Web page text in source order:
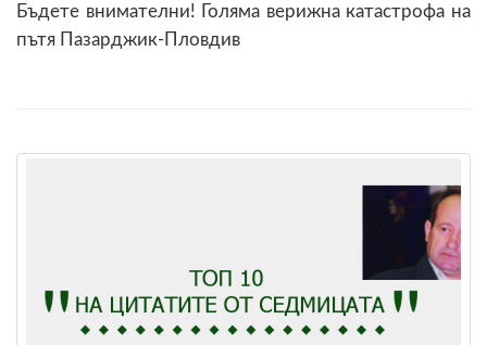
Бъдете внимателни! Голяма верижна катастрофа на
пътя Пазарджик-Пловдив